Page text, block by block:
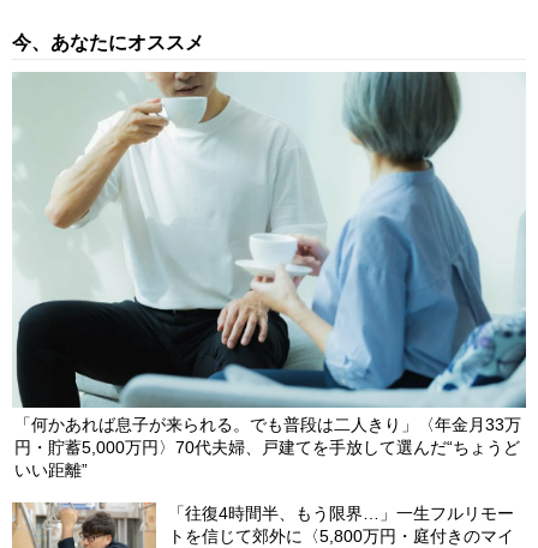
今、あなたにオススメ
「何かあれば息子が来られる。でも普段は二人きり」〈年金月33万
円・貯蓄5,000万円〉70代夫婦、戸建てを手放して選んだ“ちょうど
いい距離”
「往復4時間半、もう限界…」一生フルリモー
トを信じて郊外に〈5,800万円・庭付きのマイ